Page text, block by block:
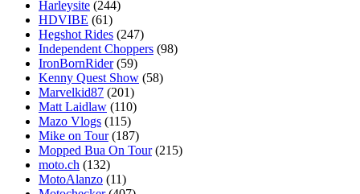
Harleysite (244)
HDVIBE (61)
Hegshot Rides (247)
Independent Choppers (98)
IronBornRider (59)
Kenny Quest Show (58)
Marvelkid87 (201)
Matt Laidlaw (110)
Mazo Vlogs (115)
Mike on Tour (187)
Mopped Bua On Tour (215)
moto.ch (132)
MotoAlanzo (11)